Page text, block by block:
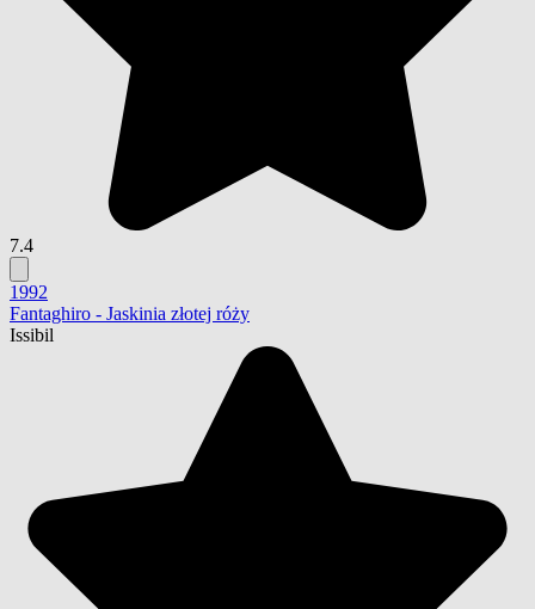
7.4
1992
Fantaghiro - Jaskinia złotej róży
Issibil